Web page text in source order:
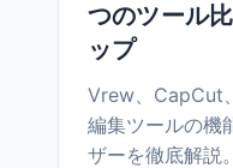
つのツール
ップ
Vrew、CapCut
編集ツールの機
ザーを徹底解説